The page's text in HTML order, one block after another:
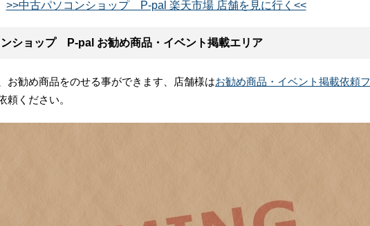
>>中古パソコンショップ P-pal 楽天市場 店舗を見に行く<<
ショップ P-pal お勧め商品・イベント掲載エリア
お勧め商品をのせる事ができます、店舗様はお勧め商品・イベント掲載依頼フ
頼ください。